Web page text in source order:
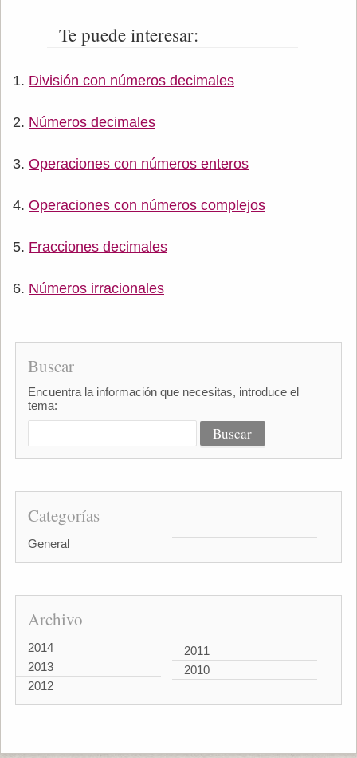
Te puede interesar:
División con números decimales
Números decimales
Operaciones con números enteros
Operaciones con números complejos
Fracciones decimales
Números irracionales
Buscar
Encuentra la información que necesitas, introduce el
tema:
Categorías
General
Archivo
2014
2013
2012
2011
2010